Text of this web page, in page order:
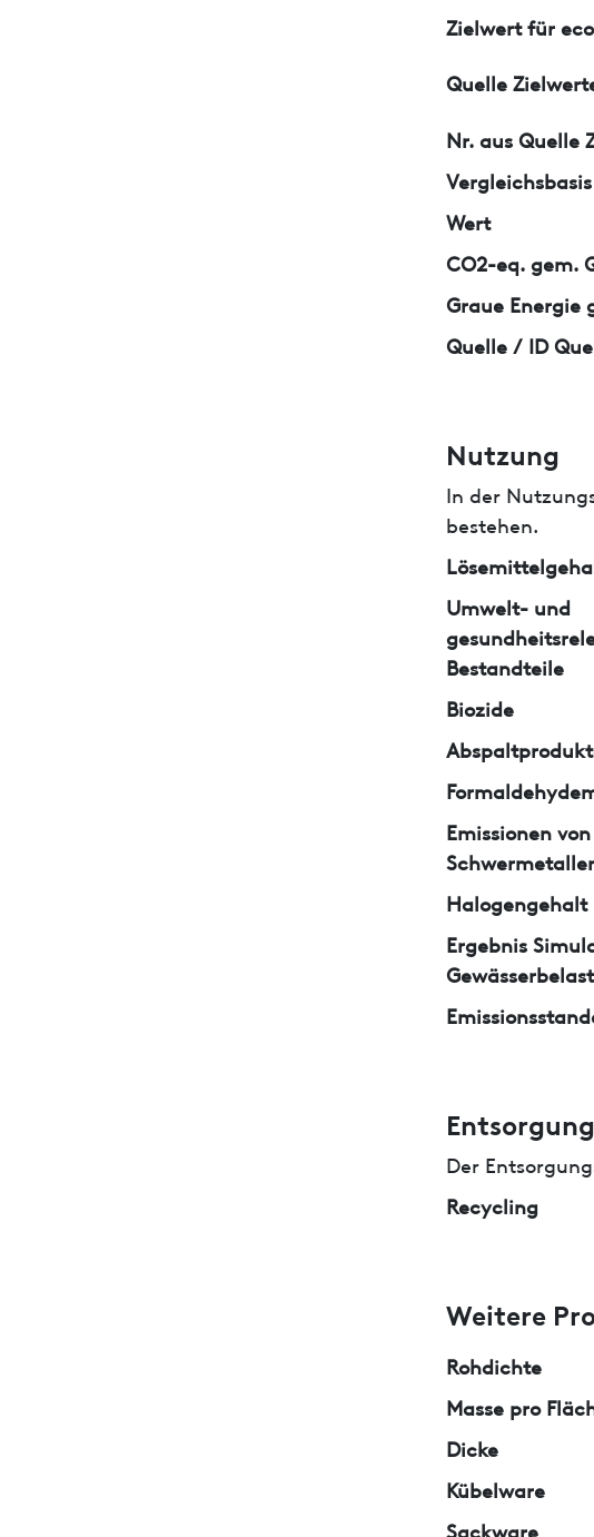
Zielwert für
Quelle
Nr. aus Quelle
Vergleichsbasis
Wert
CO2-eq. gem.
Graue Energie
Quelle / ID
Nutzung
In der
bestehen.
Umwelt- und
Bestandteile
Biozide
Emissionen von
Halogengehalt
Ergebnis
Entsorgung
Der
Recycling
Weitere
Rohdichte
Masse pro
Dicke
Kübelware
Sackware